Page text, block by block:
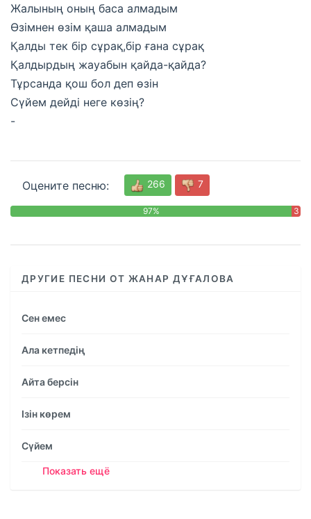
Жалының оның баса алмадым
Өзімнен өзім қаша алмадым
Қалды тек бір сұрақ,бір ғана сұрақ
Қалдырдың жауабын қайда-қайда?
Тұрсанда қош бол деп өзін
Сүйем дейді неге көзің?
-
Оцените песню: 266 7
97%
3
ДРУГИЕ ПЕСНИ ОТ ЖАНАР ДҰҒАЛОВА
Сен емес
Ала кетпедің
Айта берсін
Ізін көрем
Сүйем
Показать ещё